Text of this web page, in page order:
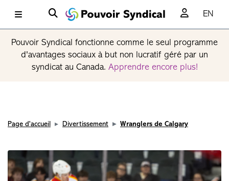
EN
Pouvoir Syndical fonctionne comme le seul programme
d'avantages sociaux à but non lucratif géré par un
syndicat au Canada. Apprendre encore plus!
Page d'accueil Divertissement Wranglers de Calgary